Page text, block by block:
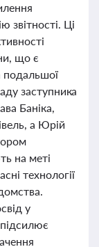
звітності. Ці
що є
подальшої
заступника
Баніка,
а Юрій
на меті
технології
у